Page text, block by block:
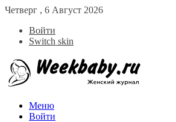
Четверг , 6 Август 2026
Войти
Switch skin
Меню
Войти